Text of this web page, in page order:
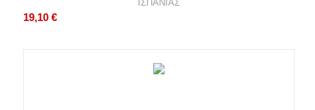
ΙΣΠΑΝΙΑΣ
19,10 €